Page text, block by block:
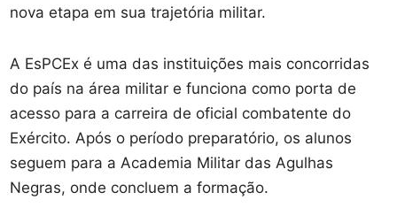
nova etapa em sua trajetória militar.
A EsPCEx é uma das instituições mais concorridas
do país na área militar e funciona como porta de
acesso para a carreira de oficial combatente do
Exército. Após o período preparatório, os alunos
seguem para a Academia Militar das Agulhas
Negras, onde concluem a formação.